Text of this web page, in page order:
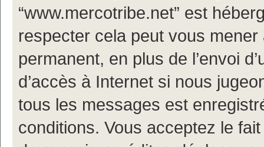
“www.mercotribe.net” est
respecter cela peut vous
permanent, en plus de l’envoi
d’accès à Internet si nous
tous les messages est
conditions. Vous acceptez le